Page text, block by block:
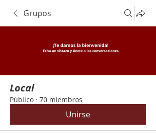
Grupos
Local
Público · 70 miembros
Unirse